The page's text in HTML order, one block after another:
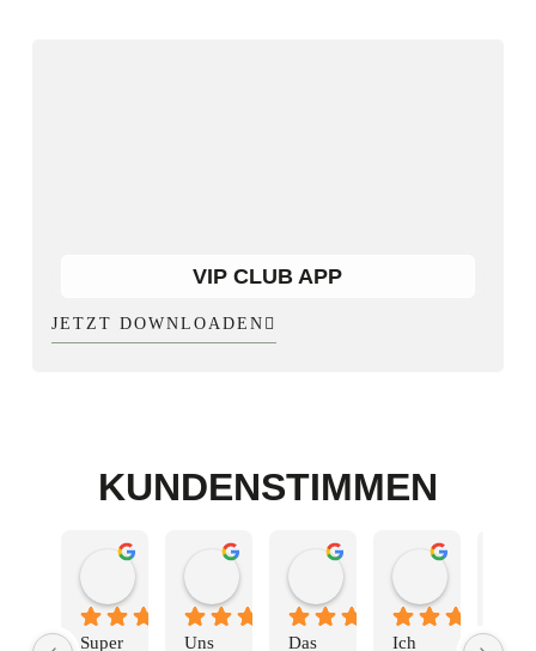
VIP CLUB APP
JETZT DOWNLOADEN
KUNDENSTIMMEN
Hagen Diessel
vor 2 Monaten
Super
Michael Palm
vor 2 Monaten
Uns
Tatiana Zakharova
vor 3 Monaten
Das Ich